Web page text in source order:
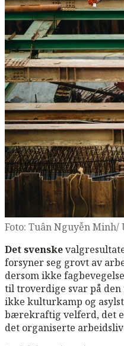
Foto: Tuân Nguyễn Minh/
Det svenske
forsyner seg grovt av
dersom ikke
til troverdige svar på
ikke kulturkamp og
bærekraftig velferd, det
det organiserte